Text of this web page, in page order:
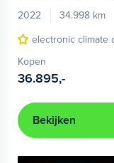
2022
34.998 km
electronic climate
Kopen
36.895,-
Bekijken